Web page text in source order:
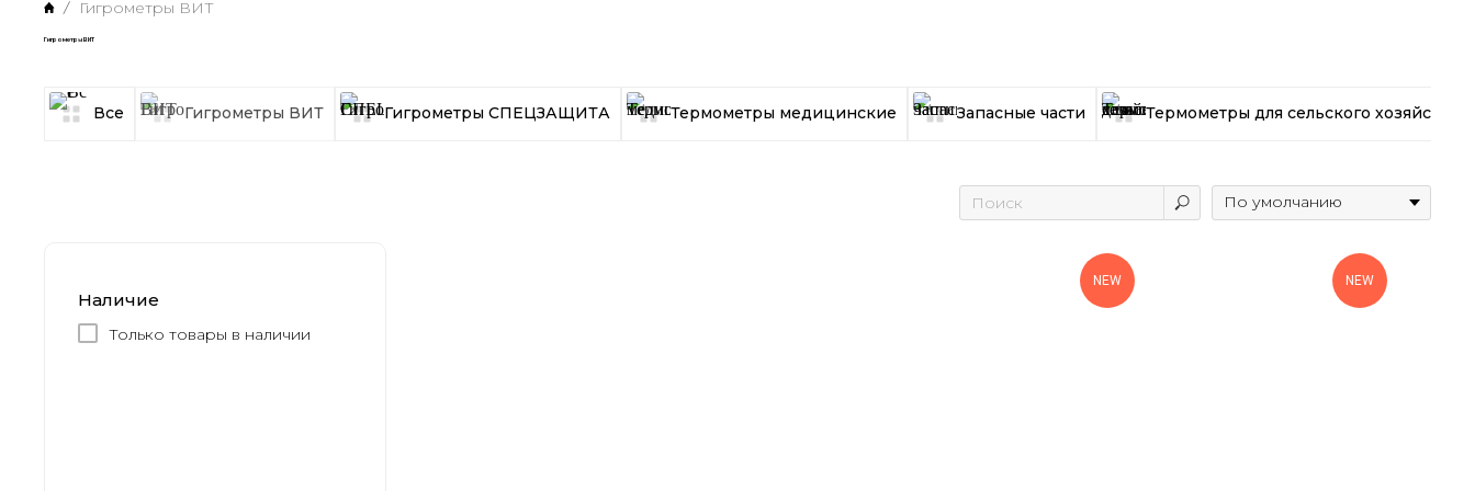
Гигрометры ВИТ
Гигрометры ВИТ
Все Гигрометры ВИТ Гигрометры СПЕЦЗАЩИТА Термометры медицинские Запасные части Термометры для сельского хозяйства
Наличие
Только товары в наличии
NEW NEW